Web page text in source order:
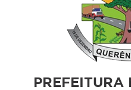
PREFEITURA